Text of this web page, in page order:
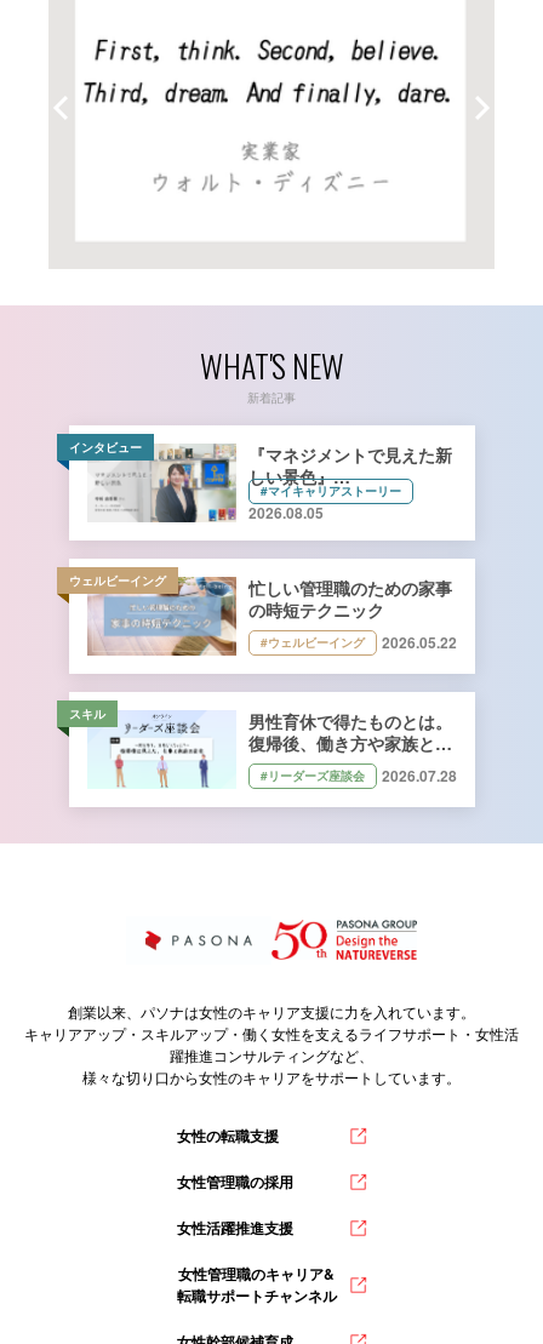
WHAT'S NEW
新着記事
インタビュー
『マネジメントで見えた新
しい景色』
キーコーヒー株式会社 管理
本部 総務人事部 人財開発
課長 寺﨑由香里さん【前
編】
#マイキャリアストーリー
2026.08.05
ウェルビーイング
忙しい管理職のための家事
の時短テクニック
#ウェルビーイング 2026.05.22
スキル
男性育休で得たものとは。
復帰後、働き方や家族との
向き合い方はどう変わっ
た？
#リーダーズ座談会 2026.07.28
創業以来、パソナは女性のキャリア支援に力を入れています。
キャリアアップ・スキルアップ・働く女性を支えるライフサポート・女性活
躍推進コンサルティングなど、
様々な切り口から女性のキャリアをサポートしています。
女性の転職支援
女性管理職の採用
女性活躍推進支援
女性管理職のキャリア&
転職サポートチャンネル